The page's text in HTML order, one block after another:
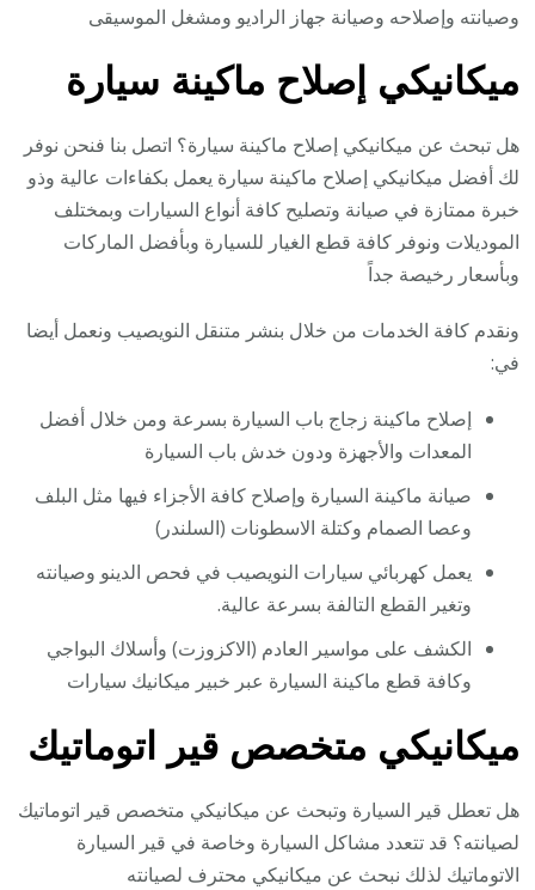
وصيانته وإصلاحه وصيانة جهاز الراديو ومشغل الموسيقى
ميكانيكي إصلاح ماكينة سيارة
هل تبحث عن ميكانيكي إصلاح ماكينة سيارة؟ اتصل بنا فنحن نوفر
لك أفضل ميكانيكي إصلاح ماكينة سيارة يعمل بكفاءات عالية وذو
خبرة ممتازة في صيانة وتصليح كافة أنواع السيارات وبمختلف
الموديلات ونوفر كافة قطع الغيار للسيارة وبأفضل الماركات
وبأسعار رخيصة جداً
ونقدم كافة الخدمات من خلال بنشر متنقل النويصيب ونعمل أيضا
في:
إصلاح ماكينة زجاج باب السيارة بسرعة ومن خلال أفضل
المعدات والأجهزة ودون خدش باب السيارة
صيانة ماكينة السيارة وإصلاح كافة الأجزاء فيها مثل البلف
وعصا الصمام وكتلة الاسطونات (السلندر)
يعمل كهربائي سيارات النويصيب في فحص الدينو وصيانته
وتغير القطع التالفة بسرعة عالية.
الكشف على مواسير العادم (الاكزوزت) وأسلاك البواجي
وكافة قطع ماكينة السيارة عبر خبير ميكانيك سيارات
ميكانيكي متخصص قير اتوماتيك
هل تعطل قير السيارة وتبحث عن ميكانيكي متخصص قير اتوماتيك
لصيانته؟ قد تتعدد مشاكل السيارة وخاصة في قير السيارة
الاتوماتيك لذلك نبحث عن ميكانيكي محترف لصيانته